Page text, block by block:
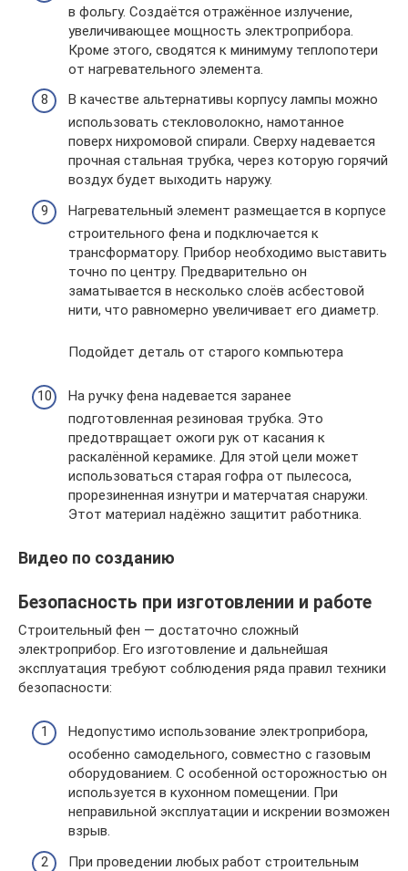
в фольгу. Создаётся отражённое излучение,
увеличивающее мощность электроприбора.
Кроме этого, сводятся к минимуму теплопотери
от нагревательного элемента.
В качестве альтернативы корпусу лампы можно
использовать стекловолокно, намотанное
поверх нихромовой спирали. Сверху надевается
прочная стальная трубка, через которую горячий
воздух будет выходить наружу.
Нагревательный элемент размещается в корпусе
строительного фена и подключается к
трансформатору. Прибор необходимо выставить
точно по центру. Предварительно он
заматывается в несколько слоёв асбестовой
нити, что равномерно увеличивает его диаметр.
Подойдет деталь от старого компьютера
На ручку фена надевается заранее
подготовленная резиновая трубка. Это
предотвращает ожоги рук от касания к
раскалённой керамике. Для этой цели может
использоваться старая гофра от пылесоса,
прорезиненная изнутри и матерчатая снаружи.
Этот материал надёжно защитит работника.
Видео по созданию
Безопасность при изготовлении и работе
Строительный фен — достаточно сложный
электроприбор. Его изготовление и дальнейшая
эксплуатация требуют соблюдения ряда правил техники
безопасности:
Недопустимо использование электроприбора,
особенно самодельного, совместно с газовым
оборудованием. С особенной осторожностью он
используется в кухонном помещении. При
неправильной эксплуатации и искрении возможен
взрыв.
При проведении любых работ строительным